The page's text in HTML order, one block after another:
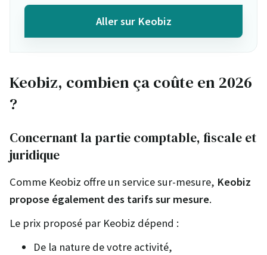
Aller sur Keobiz
Keobiz, combien ça coûte en 2026
?
Concernant la partie comptable, fiscale et
juridique
Comme Keobiz offre un service sur-mesure, Keobiz
propose également des tarifs sur mesure.
Le prix proposé par Keobiz dépend :
De la nature de votre activité,